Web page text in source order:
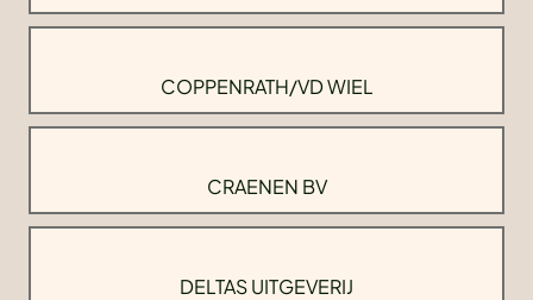
COPPENRATH/VD WIEL
CRAENEN BV
DELTAS UITGEVERIJ